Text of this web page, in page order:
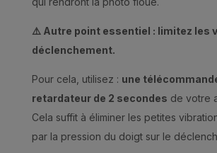
⚠ Autre point essentiel : limitez les
déclenchement.
Pour cela, utilisez : une
retardateur de 2 secondes de votre
Cela suffit à éliminer les petites
par la pression du doigt sur le